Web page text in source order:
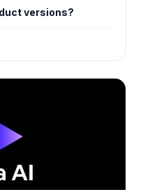
versions?